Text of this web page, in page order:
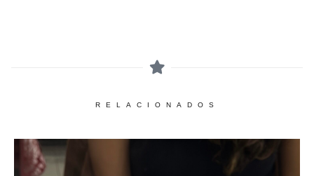
RELACIONADOS